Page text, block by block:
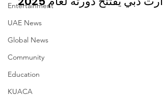
Entertainment
UAE News
Global News
Community
Education
KUACA